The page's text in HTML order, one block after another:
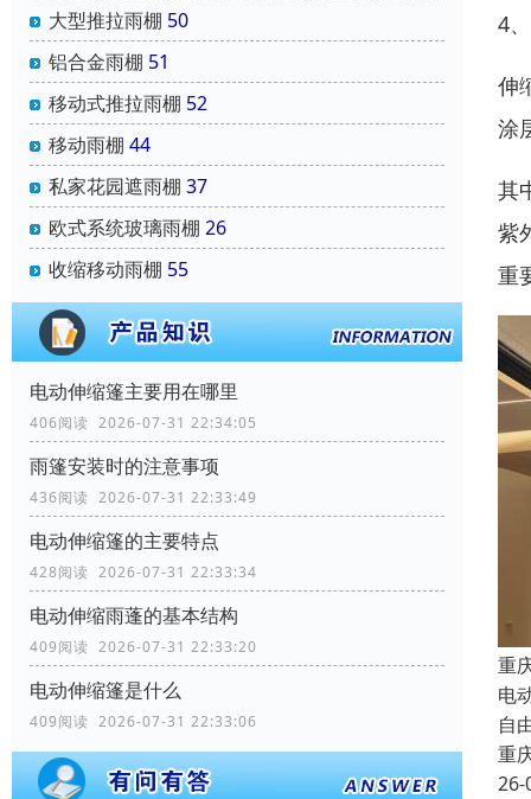
大型推拉雨棚 50
铝合金雨棚 51
移动式推拉雨棚 52
移动雨棚 44
私家花园遮雨棚 37
欧式系统玻璃雨棚 26
收缩移动雨棚 55
电动伸缩篷主要用在哪里
406阅读 2026-07-31 22:34:05
雨篷安装时的注意事项
436阅读 2026-07-31 22:33:49
电动伸缩篷的主要特点
428阅读 2026-07-31 22:33:34
电动伸缩雨蓬的基本结构
409阅读 2026-07-31 22:33:20
电动伸缩篷是什么
409阅读 2026-07-31 22:33:06
4
伸
涂
其
紫
重
重
电
自
重
26-